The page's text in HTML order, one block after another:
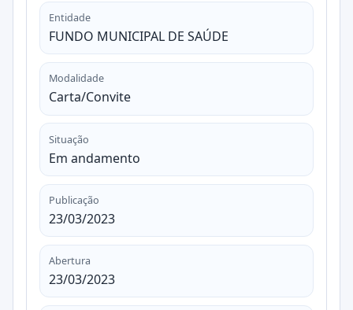
Entidade
FUNDO MUNICIPAL DE SAÚDE
Modalidade
Carta/Convite
Situação
Em andamento
Publicação
23/03/2023
Abertura
23/03/2023